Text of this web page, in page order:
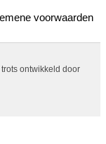
voorwaarden
ontwikkeld door